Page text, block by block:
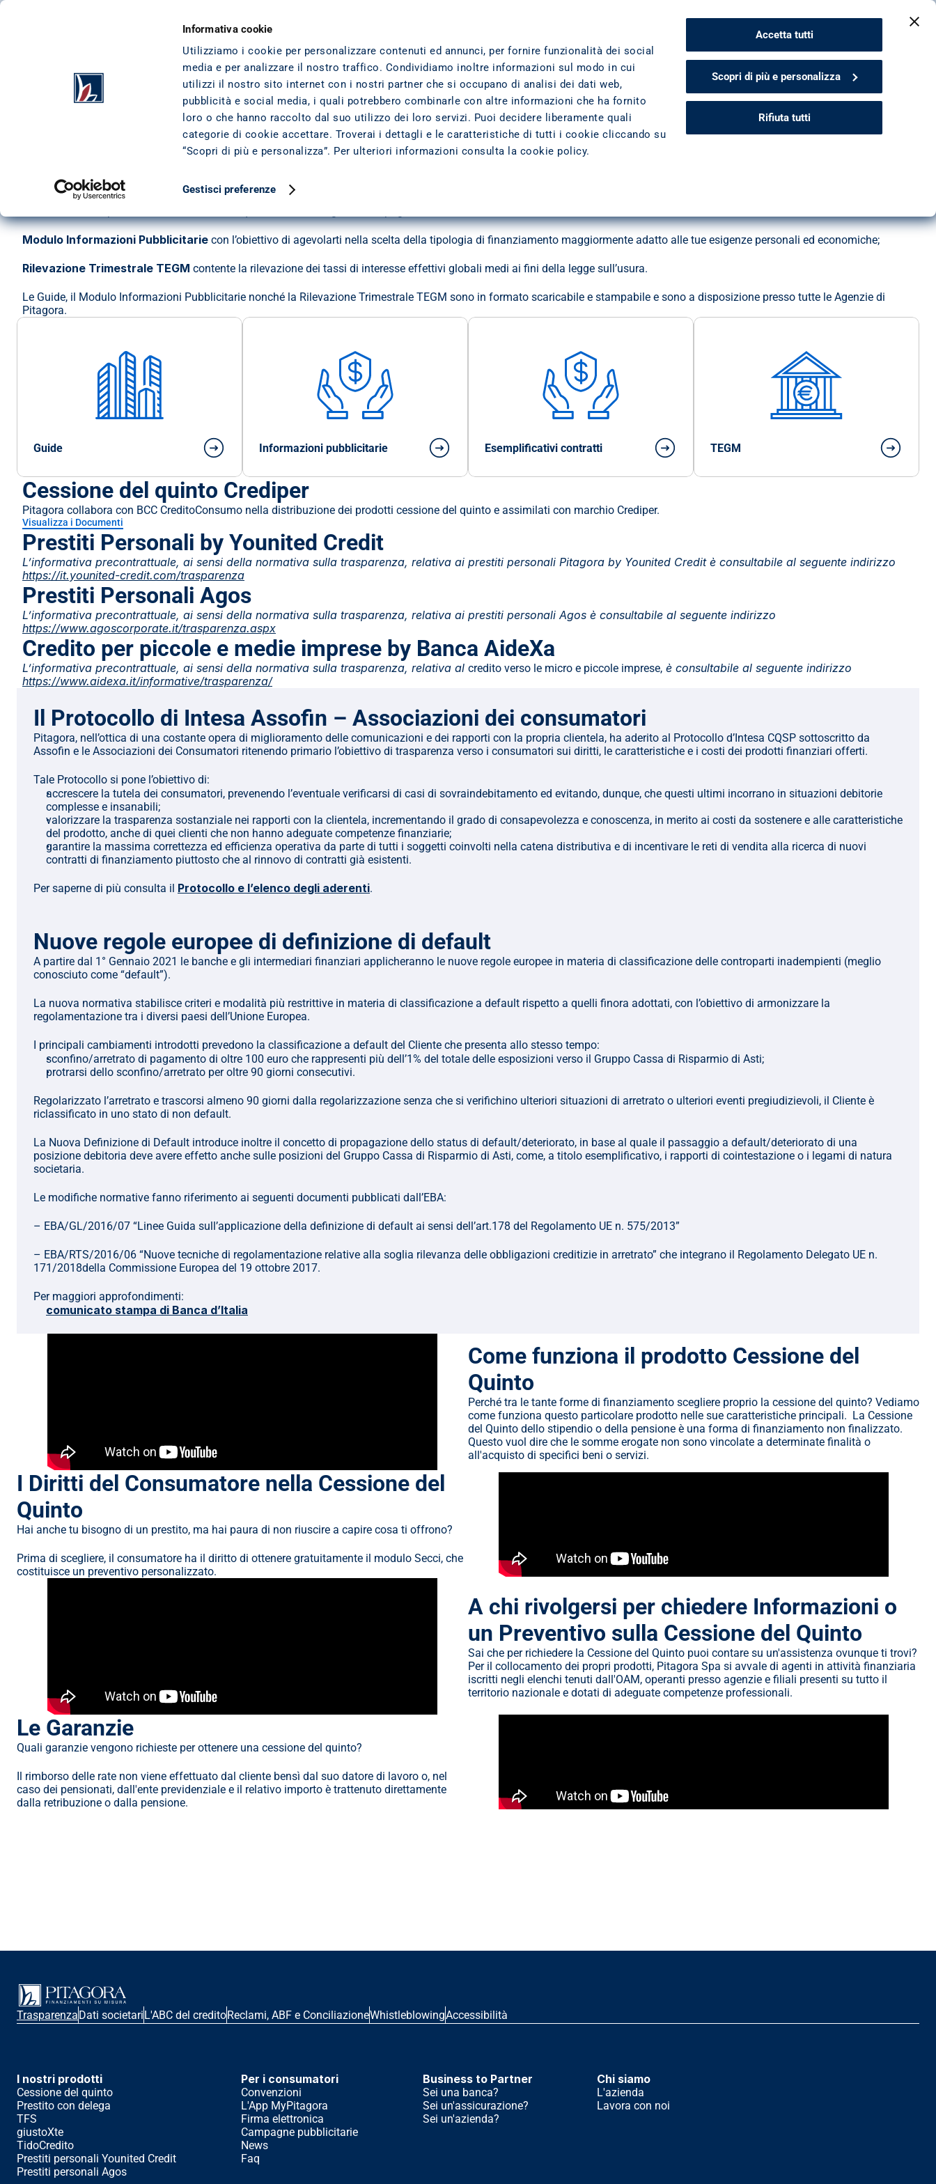
Informativa cookie
Utilizziamo i cookie per personalizzare contenuti ed annunci, per fornire funzionalità dei social
media e per analizzare il nostro traffico. Condividiamo inoltre informazioni sul modo in cui
utilizzi il nostro sito internet con i nostri partner che si occupano di analisi dei dati web,
pubblicità e social media, i quali potrebbero combinarle con altre informazioni che ha fornito
loro o che hanno raccolto dal suo utilizzo dei loro servizi. Puoi decidere liberamente quali
categorie di cookie accettare. Troverai i dettagli e le caratteristiche di tutti i cookie cliccando su
“Scopri di più e personalizza”. Per ulteriori informazioni consulta la cookie policy.
Gestisci preferenze
Accetta tutti
Scopri di più e personalizza
Rifiuta tutti
CESSIONE DEL QUINTO I NOSTRI PRODOTTI CONTATTACI
Trasparenza
La disciplina sulla trasparenza e sulle operazioni dei servizi bancari e finanziari persegue l’obiettivo di fornire ai clienti un’informazione corretta, comprensibile ed esauriente sui servizi
In questa sezione, pertanto, sono contenuti i principali documenti di trasparenza dell’offerta a te dedicata.
Ti mettiamo a disposizione i seguenti documenti:
Modulo Informazioni Pubblicitarie con l’obiettivo di agevolarti nella scelta della tipologia di finanziamento maggiormente adatto alle tue esigenze personali ed economiche;
Rilevazione Trimestrale TEGM contente la rilevazione dei tassi di interesse effettivi globali medi ai fini della legge sull’usura.
Le Guide, il Modulo Informazioni Pubblicitarie nonché la Rilevazione Trimestrale TEGM sono in formato scaricabile e stampabile e sono a disposizione presso tutte le Agenzie di
Pitagora.
Guide Informazioni pubblicitarie Esemplificativi contratti TEGM
Cessione del quinto Crediper
Pitagora collabora con BCC CreditoConsumo nella distribuzione dei prodotti cessione del quinto e assimilati con marchio Crediper.
Visualizza i Documenti
Prestiti Personali by Younited Credit
https://it.younited-credit.com/trasparenza
Prestiti Personali Agos
https://www.agoscorporate.it/trasparenza.aspx
Credito per piccole e medie imprese by Banca AideXa
L’informativa precontrattuale, ai sensi della normativa sulla trasparenza, relativa al credito verso le micro e piccole imprese,
https://www.aidexa.it/informative/trasparenza/
Il Protocollo di Intesa Assofin – Associazioni dei consumatori
Pitagora, nell’ottica di una costante opera di miglioramento delle comunicazioni e dei rapporti con la propria clientela, ha aderito al Protocollo d’Intesa CQSP sottoscritto da
Assofin e le Associazioni dei Consumatori ritenendo primario l’obiettivo di trasparenza verso i consumatori sui diritti, le caratteristiche e i costi dei prodotti finanziari offerti.
Tale Protocollo si pone l’obiettivo di:
accrescere la tutela dei consumatori, prevenendo l’eventuale verificarsi di casi di sovraindebitamento ed evitando, dunque, che questi ultimi incorrano in situazioni debitorie
complesse e insanabili;
valorizzare la trasparenza sostanziale nei rapporti con la clientela, incrementando il grado di consapevolezza e conoscenza, in merito ai costi da sostenere e alle caratteristiche
del prodotto, anche di quei clienti che non hanno adeguate competenze finanziarie;
garantire la massima correttezza ed efficienza operativa da parte di tutti i soggetti coinvolti nella catena distributiva e di incentivare le reti di vendita alla ricerca di nuovi
contratti di finanziamento piuttosto che al rinnovo di contratti già esistenti.
Per saperne di più consulta il Protocollo e l’elenco degli aderenti.
Nuove regole europee di definizione di default
A partire dal 1° Gennaio 2021 le banche e gli intermediari finanziari applicheranno le nuove regole europee in materia di classificazione delle controparti inadempienti (meglio
conosciuto come “default”).
La nuova normativa stabilisce criteri e modalità più restrittive in materia di classificazione a default rispetto a quelli finora adottati, con l’obiettivo di armonizzare la
regolamentazione tra i diversi paesi dell’Unione Europea.
I principali cambiamenti introdotti prevedono la classificazione a default del Cliente che presenta allo stesso tempo:
sconfino/arretrato di pagamento di oltre 100 euro che rappresenti più dell’1% del totale delle esposizioni verso il Gruppo Cassa di Risparmio di Asti;
protrarsi dello sconfino/arretrato per oltre 90 giorni consecutivi.
Regolarizzato l’arretrato e trascorsi almeno 90 giorni dalla regolarizzazione senza che si verifichino ulteriori situazioni di arretrato o ulteriori eventi pregiudizievoli, il Cliente è
riclassificato in uno stato di non default.
La Nuova Definizione di Default introduce inoltre il concetto di propagazione dello status di default/deteriorato, in base al quale il passaggio a default/deteriorato di una
posizione debitoria deve avere effetto anche sulle posizioni del Gruppo Cassa di Risparmio di Asti, come, a titolo esemplificativo, i rapporti di cointestazione o i legami di natura
societaria.
Le modifiche normative fanno riferimento ai seguenti documenti pubblicati dall’EBA:
– EBA/GL/2016/07 “Linee Guida sull’applicazione della definizione di default ai sensi dell’art.178 del Regolamento UE n. 575/2013”
– EBA/RTS/2016/06 “Nuove tecniche di regolamentazione relative alla soglia rilevanza delle obbligazioni creditizie in arretrato” che integrano il Regolamento Delegato UE n.
171/2018della Commissione Europea del 19 ottobre 2017.
Per maggiori approfondimenti:
comunicato stampa di Banca d’Italia
Come funziona il prodotto Cessione del
Quinto
Perché tra le tante forme di finanziamento scegliere proprio la cessione del quinto? Vediamo
come funziona questo particolare prodotto nelle sue caratteristiche principali.  La Cessione
del Quinto dello stipendio o della pensione è una forma di finanziamento non finalizzato.
Questo vuol dire che le somme erogate non sono vincolate a determinate finalità o
all'acquisto di specifici beni o servizi.
I Diritti del Consumatore nella Cessione del
Quinto
Hai anche tu bisogno di un prestito, ma hai paura di non riuscire a capire cosa ti offrono?
Prima di scegliere, il consumatore ha il diritto di ottenere gratuitamente il modulo Secci, che
costituisce un preventivo personalizzato.
A chi rivolgersi per chiedere Informazioni o
un Preventivo sulla Cessione del Quinto
Sai che per richiedere la Cessione del Quinto puoi contare su un'assistenza ovunque ti trovi?
Per il collocamento dei propri prodotti, Pitagora Spa si avvale di agenti in attività finanziaria
iscritti negli elenchi tenuti dall'OAM, operanti presso agenzie e filiali presenti su tutto il
territorio nazionale e dotati di adeguate competenze professionali.
Le Garanzie
Quali garanzie vengono richieste per ottenere una cessione del quinto?
Il rimborso delle rate non viene effettuato dal cliente bensì dal suo datore di lavoro o, nel
caso dei pensionati, dall'ente previdenziale e il relativo importo è trattenuto direttamente
dalla retribuzione o dalla pensione.
TrasparenzaDati societariL'ABC del creditoReclami, ABF e ConciliazioneWhistleblowingAccessibilità
I nostri prodotti
Cessione del quinto
Prestito con delega
TFS
giustoXte
TidoCredito
Prestiti personali Younited Credit
Prestiti personali Agos
Per i consumatori
Convenzioni
L'App MyPitagora
Firma elettronica
Campagne pubblicitarie
News
Faq
Business to Partner
Sei una banca?
Sei un'assicurazione?
Sei un'azienda?
Chi siamo
L'azienda
Lavora con noi